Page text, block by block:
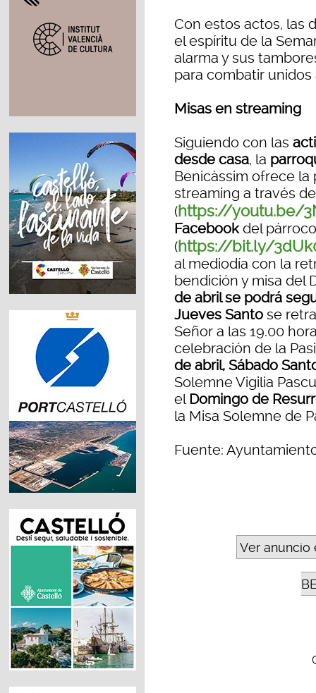
Con estos actos, las
el espíritu de la
alarma y sus
para combatir unidos
Misas en streaming
Siguiendo con las
desde casa, la
Benicàssim ofrece la
streaming a través
(https://youtu.be/
Facebookdel
(https://bit.ly/
al mediodía con la
bendición y misa del
de abril se podrá
Jueves Santo se
Señor a las 19.00
celebración de la
de abril, Sábado
Solemne Vigilia
elDomingo de
la Misa Solemne de
Fuente:
Ver anuncio